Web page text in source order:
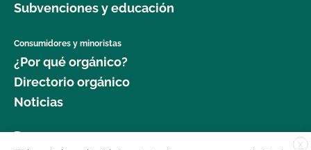
Subvenciones y educación
Consumidores y minoristas
¿Por qué orgánico?
Directorio orgánico
Noticias
Donar
X